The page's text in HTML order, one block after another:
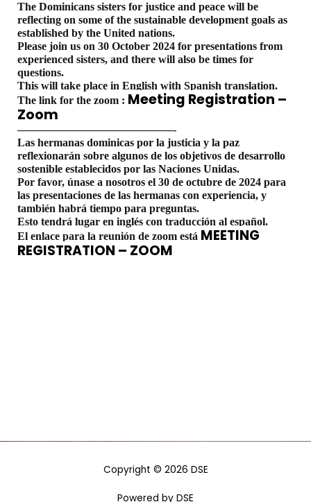
The Dominicans sisters for justice and peace will be
reflecting on some of the sustainable development goals as
established by the United nations.
Please join us on 30 October 2024 for presentations from
experienced sisters, and there will also be times for
questions.
This will take place in English with Spanish translation.
The link for the zoom : Meeting Registration –
Zoom
——————————————-
Las hermanas dominicas por la justicia y la paz
reflexionarán sobre algunos de los objetivos de desarrollo
sostenible establecidos por las Naciones Unidas.
Por favor, únase a nosotros el 30 de octubre de 2024 para
las presentaciones de las hermanas con experiencia, y
también habrá tiempo para preguntas.
Esto tendrá lugar en inglés con traducción al español.
El enlace para la reunión de zoom está MEETING
REGISTRATION – ZOOM
Copyright © 2026 DSE
Powered by DSE